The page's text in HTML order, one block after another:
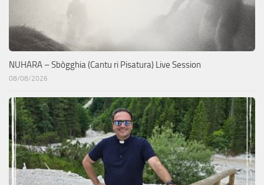
NUHARA – Sbògghia (Cantu ri Pisatura) Live Session
08/08/2026